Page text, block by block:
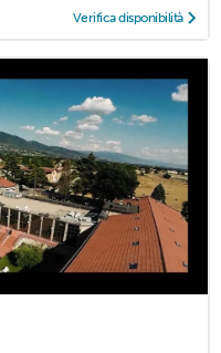
Verifica disponibilità